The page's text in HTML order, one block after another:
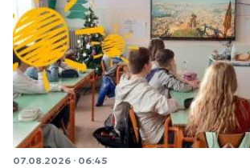
07.08.2026 · 06:45